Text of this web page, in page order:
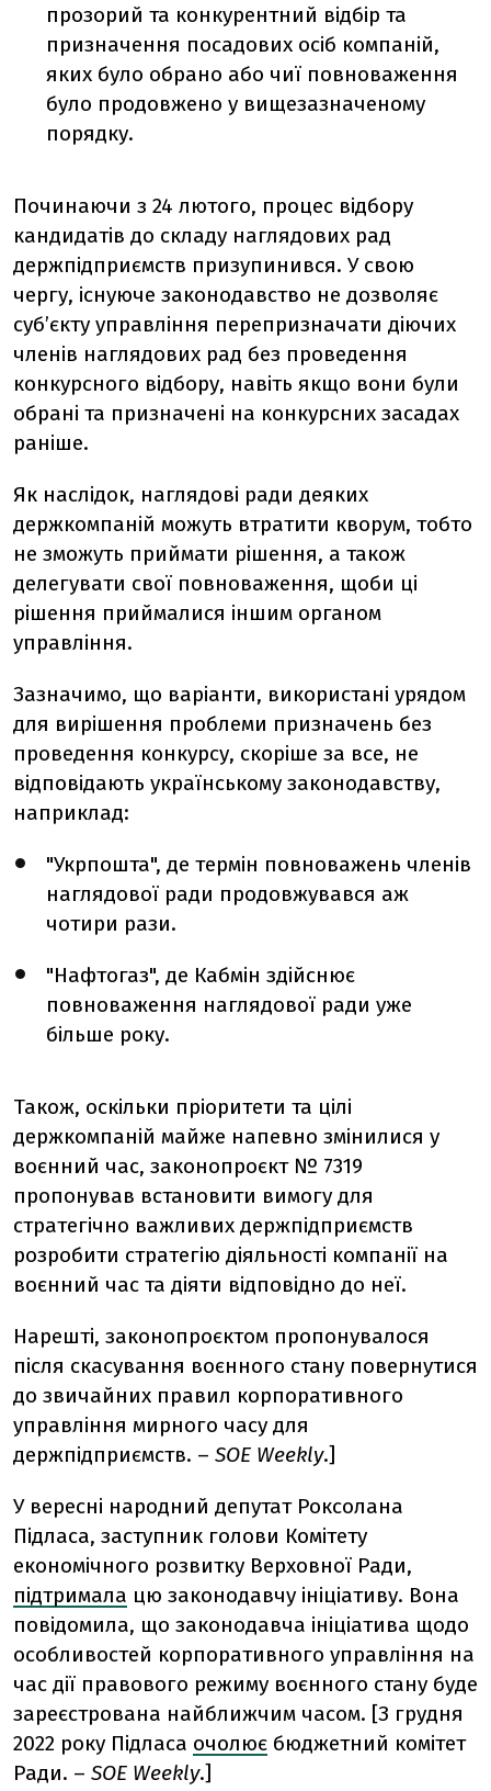
прозорий та конкурентний відбір та
призначення посадових осіб компаній,
яких було обрано або чиї повноваження
було продовжено у вищезазначеному
порядку.
Починаючи з 24 лютого, процес відбору
кандидатів до складу наглядових рад
держпідприємств призупинився. У свою
чергу, існуюче законодавство не дозволяє
суб’єкту управління перепризначати діючих
членів наглядових рад без проведення
конкурсного відбору, навіть якщо вони були
обрані та призначені на конкурсних засадах
раніше.
Як наслідок, наглядові ради деяких
держкомпаній можуть втратити кворум, тобто
не зможуть приймати рішення, а також
делегувати свої повноваження, щоби ці
рішення приймалися іншим органом
управління.
Зазначимо, що варіанти, використані урядом
для вирішення проблеми призначень без
проведення конкурсу, скоріше за все, не
відповідають українському законодавству,
наприклад:
"Укрпошта", де термін повноважень членів
наглядової ради продовжувався аж
чотири рази.
"Нафтогаз", де Кабмін здійснює
повноваження наглядової ради уже
більше року.
Також, оскільки пріоритети та цілі
держкомпаній майже напевно змінилися у
воєнний час, законопроєкт № 7319
пропонував встановити вимогу для
стратегічно важливих держпідприємств
розробити стратегію діяльності компанії на
воєнний час та діяти відповідно до неї.
Нарешті, законопроєктом пропонувалося
після скасування воєнного стану повернутися
до звичайних правил корпоративного
управління мирного часу для
держпідприємств. – SOE Weekly.]
У вересні народний депутат Роксолана
Підласа, заступник голови Комітету
економічного розвитку Верховної Ради,
підтримала цю законодавчу ініціативу. Вона
повідомила, що законодавча ініціатива щодо
особливостей корпоративного управління на
час дії правового режиму воєнного стану буде
зареєстрована найближчим часом. [З грудня
2022 року Підласа очолює бюджетний комітет
Ради. – SOE Weekly.]